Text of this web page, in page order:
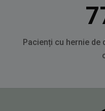
Pacienți cu hernie